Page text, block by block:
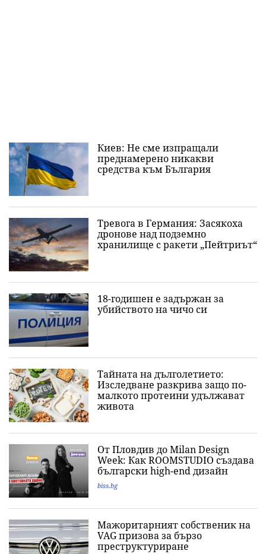
Киев: Не сме изпращали
преднамерено никакви
средства към България
Тревога в Германия: Засякоха
дронове над подземно
хранилище с ракети „Пейтриът“
18-годишен е задържан за
убийството на чичо си
Тайната на дълголетието:
Изследване разкрива защо по-
малкото протеини удължават
живота
От Пловдив до Milan Design
Week: Как ROOMSTUDIO създава
български high-end дизайн
biss.bg
Мажоритарният собственик на
VAG призова за бързо
преструктуриране